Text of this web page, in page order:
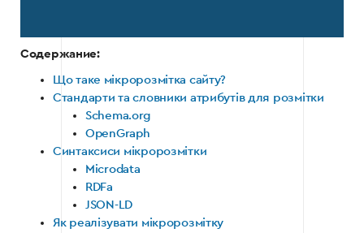
Содержание:
Що таке мікророзмітка сайту?
Стандарти та словники атрибутів для розмітки
Schema.org
OpenGraph
Синтаксиси мікророзмітки
Microdata
RDFa
JSON-LD
Як реалізувати мікророзмітку